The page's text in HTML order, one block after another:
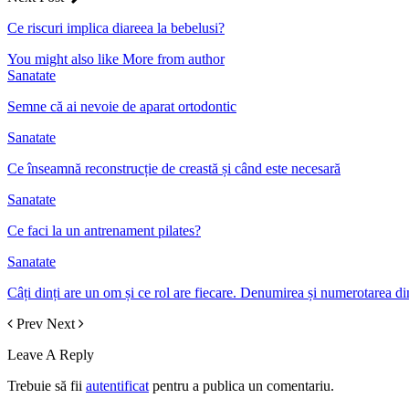
Ce riscuri implica diareea la bebelusi?
You might also like More from author
Sanatate
Semne că ai nevoie de aparat ortodontic
Sanatate
Ce înseamnă reconstrucție de creastă și când este necesară
Sanatate
Ce faci la un antrenament pilates?
Sanatate
Câți dinți are un om și ce rol are fiecare. Denumirea și numerotarea
Prev Next
Leave A Reply
Trebuie să fii autentificat pentru a publica un comentariu.